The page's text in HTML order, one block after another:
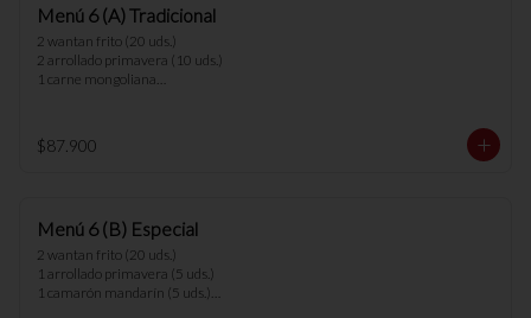
menús.
Menú 6 (A) Tradicional
2 wantan frito (20 uds.)
2 arrollado primavera (10 uds.)
1 carne mongoliana
1 arrollado de marisco
1 cerdo cantones
*nota: no se pueden hacer cambios en los
menús.
$87.900
Menú 6 (B) Especial
2 wantan frito (20 uds.)
1 arrollado primavera (5 uds.)
1 camarón mandarín (5 uds.)